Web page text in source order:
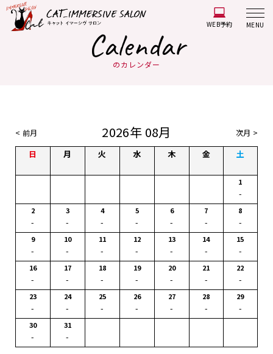
WEB予約 MENU
Calendar
のカレンダー
< 前月 2026年 08月 次月 >
日 月 火 水 木 金 土
1
-
2
-
3
-
4
-
5
-
6
-
7
-
8
-
9
-
10
-
11
-
12
-
13
-
14
-
15
-
16
-
17
-
18
-
19
-
20
-
21
-
22
-
23
-
24
-
25
-
26
-
27
-
28
-
29
-
30
-
31
-